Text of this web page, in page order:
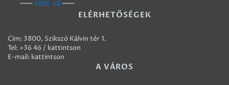
ELÉRHETŐSÉGEK
Cím: 3800, Szikszó Kálvin tér 1.
Tel: +36 46 / kattintson
E-mail: kattintson
A VÁROS